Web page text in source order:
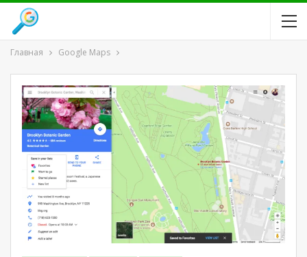
Главная Google Maps